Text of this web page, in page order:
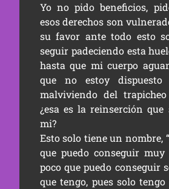
Yo no pido beneficios,
esos derechos son
su favor ante todo esto
seguir padeciendo esta
hasta que mi cuerpo
que no estoy
malviviendo del
¿esa es la reinserción que
mi?
Esto solo tiene un nombre,
que puedo conseguir muy
poco que puedo conseguir
que tengo, pues solo